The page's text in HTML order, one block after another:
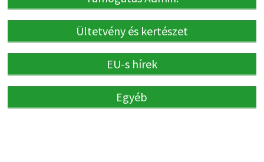
Ültetvény és kertészet
EU-s hírek
Egyéb